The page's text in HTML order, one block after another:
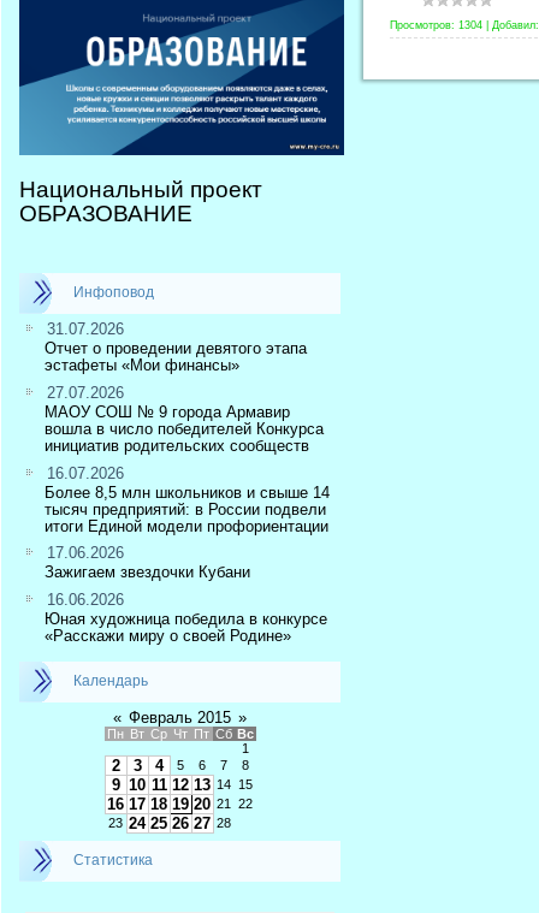
Национальный проект
ОБРАЗОВАНИЕ
Инфоповод
31.07.2026
Отчет о проведении девятого этапа
эстафеты «Мои финансы»
27.07.2026
МАОУ СОШ № 9 города Армавир
вошла в число победителей Конкурса
инициатив родительских сообществ
16.07.2026
Более 8,5 млн школьников и свыше 14
тысяч предприятий: в России подвели
итоги Единой модели профориентации
17.06.2026
Зажигаем звездочки Кубани
16.06.2026
Юная художница победила в конкурсе
«Расскажи миру о своей Родине»
Календарь
« Февраль 2015 »
Пн Вт Ср Чт Пт Сб Вс
1
2 3 4 5 6 7 8
9 10 11 12 13 14 15
16 17 18 19 20 21
22
23 24 25 26 27 28
Статистика
Просмотров: 1304 Добавил: